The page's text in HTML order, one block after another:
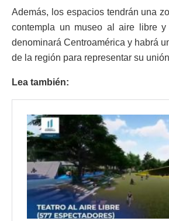
Además, los espacios tendrán una
contempla un museo al aire libre
denominará Centroamérica y habrá
de la región para representar su
Lea también: